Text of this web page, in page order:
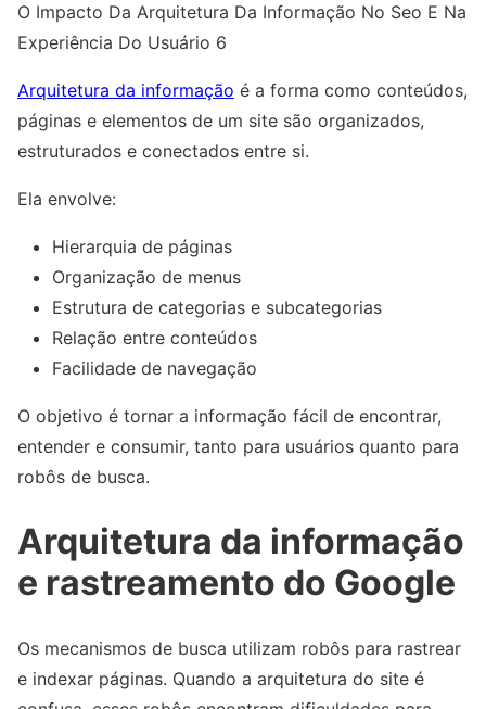
O Impacto Da Arquitetura Da Informação No Seo E Na
Experiência Do Usuário 6
Arquitetura da informação é a forma como conteúdos,
páginas e elementos de um site são organizados,
estruturados e conectados entre si.
Ela envolve:
Hierarquia de páginas
Organização de menus
Estrutura de categorias e subcategorias
Relação entre conteúdos
Facilidade de navegação
O objetivo é tornar a informação fácil de encontrar,
entender e consumir, tanto para usuários quanto para
robôs de busca.
Arquitetura da informação
e rastreamento do Google
Os mecanismos de busca utilizam robôs para rastrear
e indexar páginas. Quando a arquitetura do site é